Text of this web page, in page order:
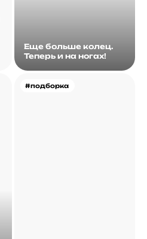
Еще больше колец.
Теперь и на ногах!
#подборка